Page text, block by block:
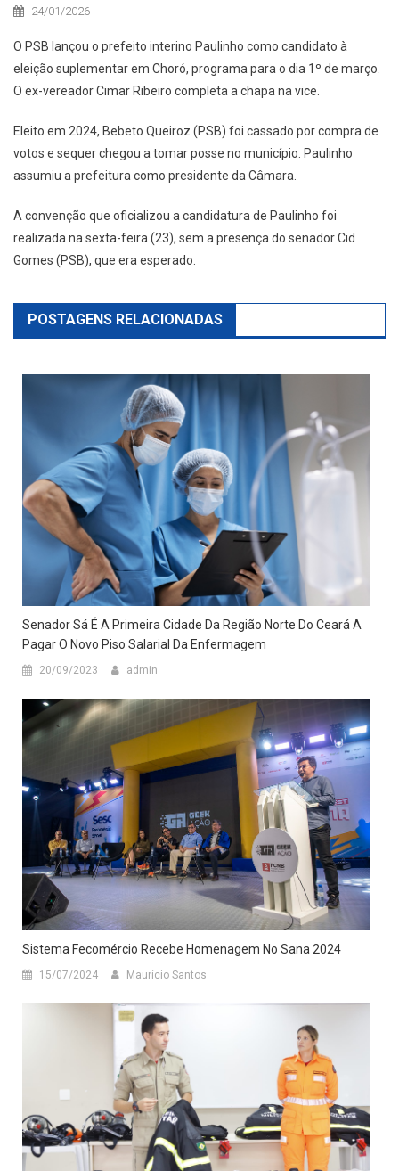
24/01/2026
O PSB lançou o prefeito interino Paulinho como candidato à
eleição suplementar em Choró, programa para o dia 1º de março.
O ex-vereador Cimar Ribeiro completa a chapa na vice.
Eleito em 2024, Bebeto Queiroz (PSB) foi cassado por compra de
votos e sequer chegou a tomar posse no município. Paulinho
assumiu a prefeitura como presidente da Câmara.
A convenção que oficializou a candidatura de Paulinho foi
realizada na sexta-feira (23), sem a presença do senador Cid
Gomes (PSB), que era esperado.
POSTAGENS RELACIONADAS
Senador Sá É A Primeira Cidade Da Região Norte Do Ceará A
Pagar O Novo Piso Salarial Da Enfermagem
20/09/2023 admin
Sistema Fecomércio Recebe Homenagem No Sana 2024
15/07/2024 Maurício Santos